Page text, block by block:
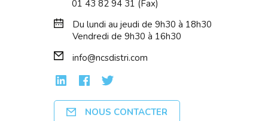
01 43 82 94 31 (Fax)
Du lundi au jeudi de 9h30 à 18h30
Vendredi de 9h30 à 16h30
info@ncsdistri.com
NOUS CONTACTER